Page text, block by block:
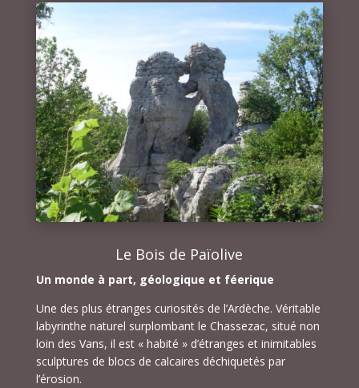
Le Bois de Païolive
Un monde à part, géologique et féerique
Une des plus étranges curiosités de l’Ardèche. Véritable
labyrinthe naturel surplombant le Chassezac, situé non
loin des Vans, il est « habité » d’étranges et inimitables
sculptures de blocs de calcaires déchiquetés par
l’érosion.